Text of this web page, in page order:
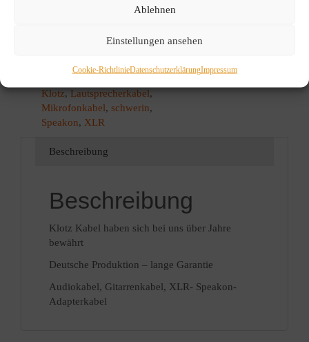
Ablehnen
Einstellungen ansehen
Cookie-RichtlinieDatenschutzerklärungImpressum
Zubehör,
Zubehör Rec / PA
Zubehör
Schlagwörter:audio-Kabel,
Klotz, Lautsprecherkabel,
Mikrofonkabel, schwerin,
Speakon, XLR
Beschreibung
Beschreibung
Klotz Kabel haben sich bei uns über Jahre
bewährt
Deutsche Produktion – lange Garantie
Audiokabel, Gitarrenkabel, XLR- Speakon-
Adapterkabel